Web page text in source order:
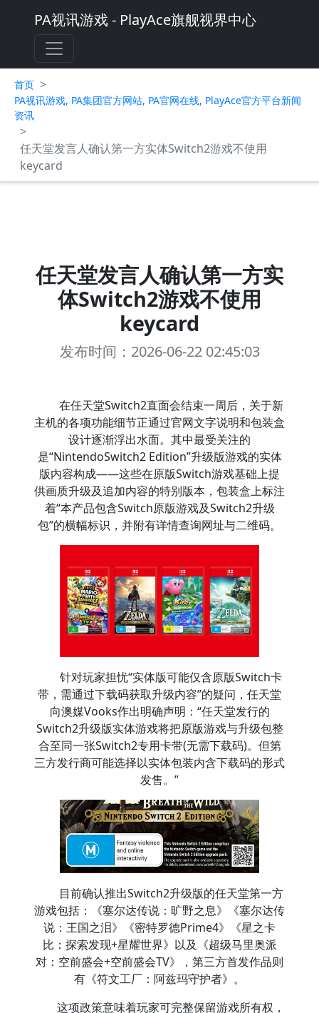
PA视讯游戏 - PlayAce旗舰视界中心
首页 >
PA视讯游戏, PA集团官方网站, PA官网在线, PlayAce官方平台新闻
资讯
>
任天堂发言人确认第一方实体Switch2游戏不使用
keycard
任天堂发言人确认第一方实
体Switch2游戏不使用
keycard
发布时间：2026-06-22 02:45:03
在任天堂Switch2直面会结束一周后，关于新
主机的各项功能细节正通过官网文字说明和包装盒
设计逐渐浮出水面。其中最受关注的
是“NintendoSwitch2 Edition”升级版游戏的实体
版内容构成——这些在原版Switch游戏基础上提
供画质升级及追加内容的特别版本，包装盒上标注
着“本产品包含Switch原版游戏及Switch2升级
包”的横幅标识，并附有详情查询网址与二维码。
针对玩家担忧“实体版可能仅含原版Switch卡
带，需通过下载码获取升级内容”的疑问，任天堂
向澳媒Vooks作出明确声明：“任天堂发行的
Switch2升级版实体游戏将把原版游戏与升级包整
合至同一张Switch2专用卡带(无需下载码)。但第
三方发行商可能选择以实体包装内含下载码的形式
发售。”
目前确认推出Switch2升级版的任天堂第一方
游戏包括：《塞尔达传说：旷野之息》《塞尔达传
说：王国之泪》《密特罗德Prime4》《星之卡
比：探索发现+星耀世界》以及《超级马里奥派
对：空前盛会+空前盛会TV》，第三方首发作品则
有《符文工厂：阿兹玛守护者》。
这项政策意味着玩家可完整保留游戏所有权，